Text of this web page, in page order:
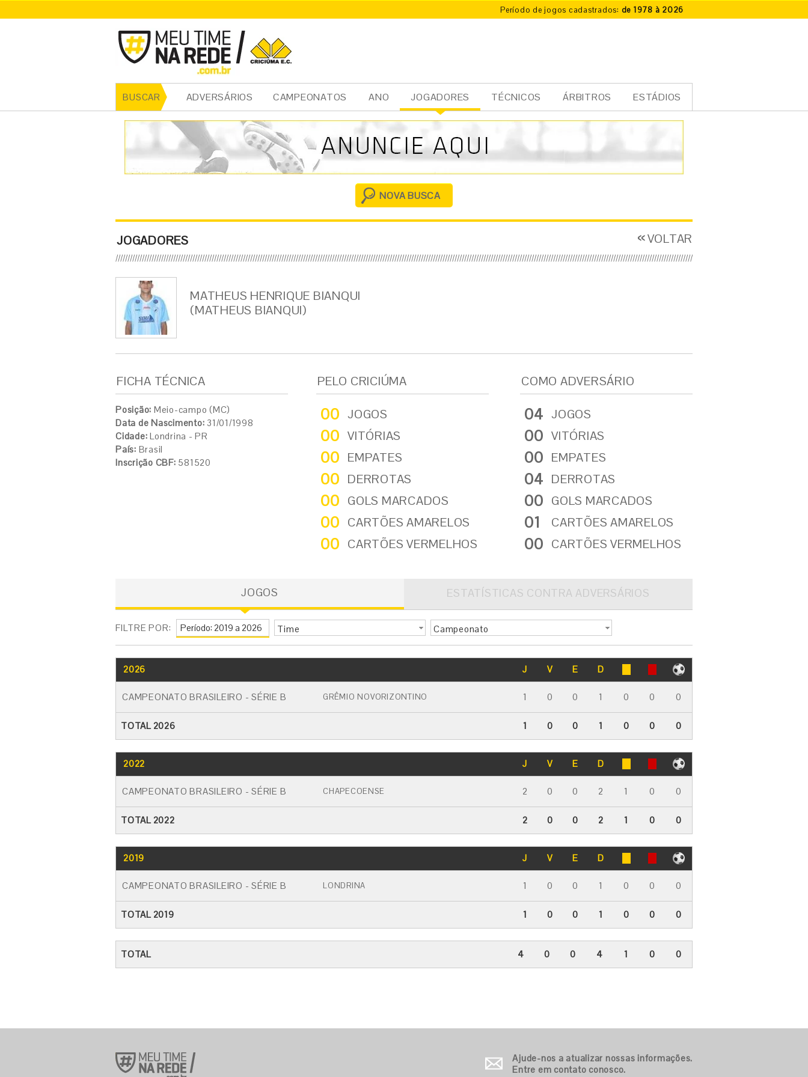
Período de jogos cadastrados: de 1978 à 2026
BUSCAR ADVERSÁRIOS CAMPEONATOS ANO JOGADORES TÉCNICOS ÁRBITROS ESTÁDIOS
cia
l
NOVA BUSCA
JOGADORES VOLTAR
MATHEUS HENRIQUE BIANQUI
(MATHEUS BIANQUI)
FICHA TÉCNICA
Posição: Meio-campo (MC)
Data de Nascimento: 31/01/1998
Cidade: Londrina - PR
País: Brasil
Inscrição CBF: 581520
PELO CRICIÚMA
00 JOGOS
00 VITÓRIAS
00 EMPATES
00 DERROTAS
00 GOLS MARCADOS
00 CARTÕES AMARELOS
00 CARTÕES VERMELHOS
COMO ADVERSÁRIO
04 JOGOS
00 VITÓRIAS
00 EMPATES
04 DERROTAS
00 GOLS MARCADOS
01 CARTÕES AMARELOS
00 CARTÕES VERMELHOS
JOGOS ESTATÍSTICAS CONTRA ADVERSÁRIOS
FILTRE POR: Time Campeonato
2026 J V E D
CAMPEONATO BRASILEIRO - SÉRIE B GRÊMIO NOVORIZONTINO 1 0 0 1 0 0 0
TOTAL 2026 1 0 0 1 0 0 0
2022 J V E D
CAMPEONATO BRASILEIRO - SÉRIE B CHAPECOENSE 2 0 0 2 1 0 0
TOTAL 2022 2 0 0 2 1 0 0
2019 J V E D
CAMPEONATO BRASILEIRO - SÉRIE B LONDRINA 1 0 0 1 0 0 0
TOTAL 2019 1 0 0 1 0 0 0
TOTAL 4 0 0 4 1 0 0
Ajude-nos a atualizar nossas informações.
Entre em contato conosco.